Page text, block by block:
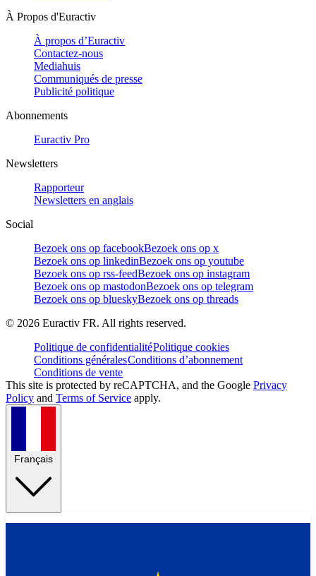
À Propos d'Euractiv
À propos d’Euractiv
Contactez-nous
Mediahuis
Communiqués de presse
Publicité politique
Abonnements
Euractiv Pro
Newsletters
Rapporteur
Newsletters en anglais
Social
Bezoek ons op facebookBezoek ons op x
Bezoek ons op linkedinBezoek ons op youtube
Bezoek ons op rss-feedBezoek ons op instagram
Bezoek ons op mastodonBezoek ons op telegram
Bezoek ons op blueskyBezoek ons op threads
© 2026 Euractiv FR. All rights reserved.
Politique de confidentialitéPolitique cookies
Conditions généralesConditions d’abonnement
Conditions de vente
This site is protected by reCAPTCHA, and the Google Privacy
Policy and Terms of Service apply.
Français